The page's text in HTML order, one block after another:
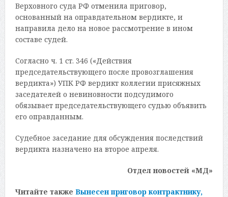
Верховного суда РФ отменила приговор,
основанный на оправдательном вердикте, и
направила дело на новое рассмотрение в ином
составе судей.
Согласно ч. 1 ст. 346 («Действия
председательствующего после провозглашения
вердикта») УПК РФ вердикт коллегии присяжных
заседателей о невиновности подсудимого
обязывает председательствующего судью объявить
его оправданным.
Судебное заседание для обсуждения последствий
вердикта назначено на второе апреля.
Отдел новостей «МД»
Читайте также Вынесен приговор контрактнику,